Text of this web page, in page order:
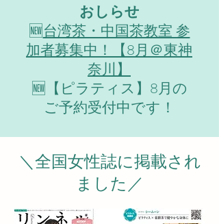
おしらせ
​🆕台湾茶・中国茶教室 参
加者募集中！【8月＠東神
奈川】
🆕【ピラティス】8月の
ご予約受付中です！
＼全国女性誌に掲載され
ました／